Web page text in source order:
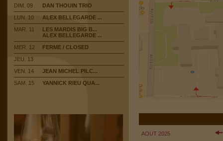
DIM. 09
DAN THOUIN TRIO
LUN. 10
ALEX BELLEGARDE ...
MAR. 11
LES MARDIS BIG B...
ALEX BELLEGARDE ...
MER. 12
FERME / CLOSED
JEU. 13
VEN. 14
JEAN MICHEL PILC...
SAM. 15
YANNICK RIEU QUA...
AOUT 2025